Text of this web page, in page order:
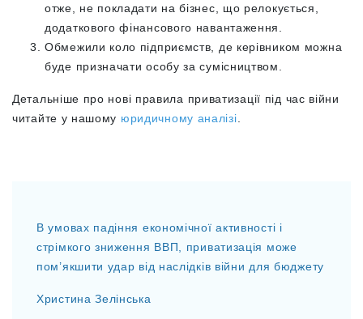
отже, не покладати на бізнес, що релокується,
додаткового фінансового навантаження.
Обмежили коло підприємств, де керівником можна
буде призначати особу за сумісництвом.
Детальніше про нові правила приватизації під час війни
читайте у нашому юридичному аналізі
В умовах падіння економічної активності і
стрімкого зниження ВВП, приватизація може
пом’якшити удар від наслідків війни для бюджету
Христина Зелінська